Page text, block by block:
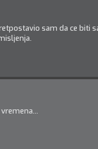
sam da ce biti